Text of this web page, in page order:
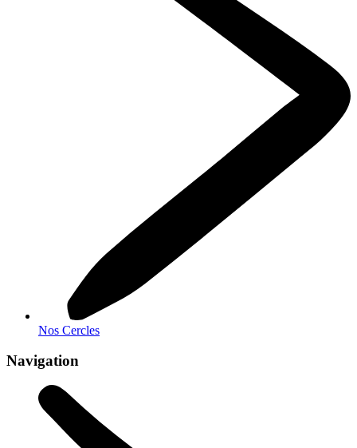
Nos Cercles
Navigation